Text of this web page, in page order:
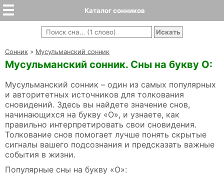
Каталог сонников
Cонник » Мусульманский сонник
Мусульманский сонник. Сны на букву О:
Мусульманский сонник – один из самых популярных
и авторитетных источников для толкования
сновидений. Здесь вы найдете значение снов,
начинающихся на букву «О», и узнаете, как
правильно интерпретировать свои сновидения.
Толкование снов помогает лучше понять скрытые
сигналы вашего подсознания и предсказать важные
события в жизни.
Популярные сны на букву «О»: